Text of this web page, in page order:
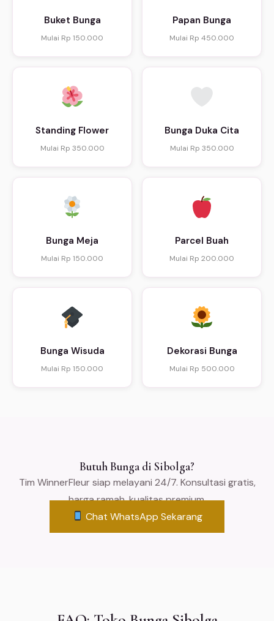
Buket Bunga
Mulai Rp 150.000
Papan Bunga
Mulai Rp 450.000
Standing Flower
Mulai Rp 350.000
Bunga Duka Cita
Mulai Rp 350.000
Bunga Meja
Mulai Rp 150.000
Parcel Buah
Mulai Rp 200.000
Bunga Wisuda
Mulai Rp 150.000
Dekorasi Bunga
Mulai Rp 500.000
Butuh Bunga di Sibolga?
Tim WinnerFleur siap melayani 24/7. Konsultasi gratis,
harga ramah, kualitas premium.
Chat WhatsApp Sekarang